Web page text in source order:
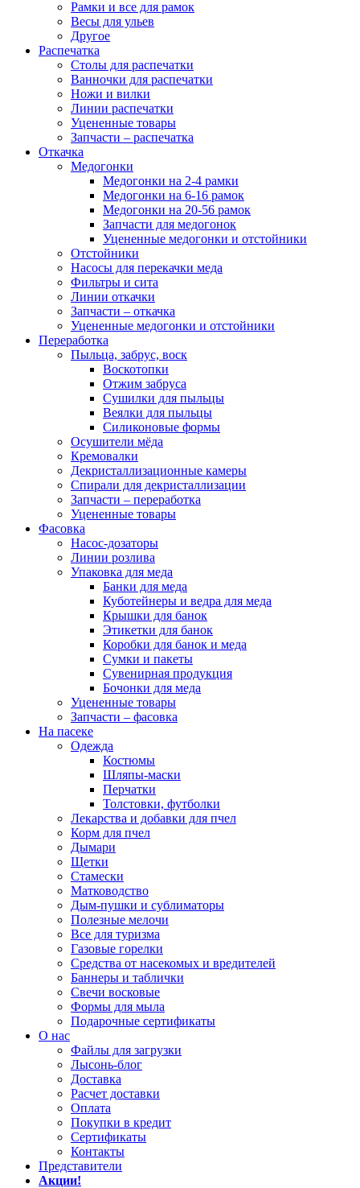
Рамки и все для рамок
Весы для ульев
Другое
Распечатка
Столы для распечатки
Ванночки для распечатки
Ножи и вилки
Линии распечатки
Уцененные товары
Запчасти – распечатка
Откачка
Медогонки
Медогонки на 2-4 рамки
Медогонки на 6-16 рамок
Медогонки на 20-56 рамок
Запчасти для медогонок
Уцененные медогонки и отстойники
Отстойники
Насосы для перекачки меда
Фильтры и сита
Линии откачки
Запчасти – откачка
Уцененные медогонки и отстойники
Переработка
Пыльца, забрус, воск
Воскотопки
Отжим забруса
Сушилки для пыльцы
Веялки для пыльцы
Силиконовые формы
Осушители мёда
Кремовалки
Декристаллизационные камеры
Спирали для декристаллизации
Запчасти – переработка
Уцененные товары
Фасовка
Насос-дозаторы
Линии розлива
Упаковка для меда
Банки для меда
Куботейнеры и ведра для меда
Крышки для банок
Этикетки для банок
Коробки для банок и меда
Сумки и пакеты
Сувенирная продукция
Бочонки для меда
Уцененные товары
Запчасти – фасовка
На пасеке
Одежда
Костюмы
Шляпы-маски
Перчатки
Толстовки, футболки
Лекарства и добавки для пчел
Корм для пчел
Дымари
Щетки
Стамески
Матководство
Дым-пушки и сублиматоры
Полезные мелочи
Все для туризма
Газовые горелки
Средства от насекомых и вредителей
Баннеры и таблички
Свечи восковые
Формы для мыла
Подарочные сертификаты
О нас
Файлы для загрузки
Лысонь-блог
Доставка
Расчет доставки
Оплата
Покупки в кредит
Сертификаты
Контакты
Представители
Акции!